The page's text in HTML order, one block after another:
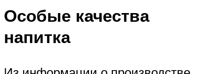
Особые качества
напитка